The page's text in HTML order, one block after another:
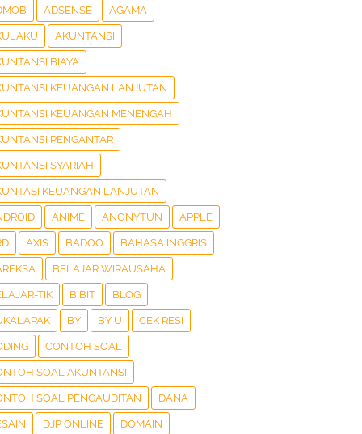
ADSENSE AGAMA
AKUNTANSI
BIAYA
KEUANGAN LANJUTAN
KEUANGAN MENENGAH
PENGANTAR
SYARIAH
KEUANGAN LANJUTAN
ANIME ANONYTUN APPLE
AXIS BADOO BAHASA INGGRIS
BELAJAR WIRAUSAHA
TIK BIBIT BLOG
BY BY U CEK RESI
CONTOH SOAL
SOAL AKUNTANSI
SOAL PENGAUDITAN DANA
DJP ONLINE DOMAIN